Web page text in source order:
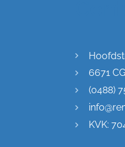
6671
(0488)
KVK: